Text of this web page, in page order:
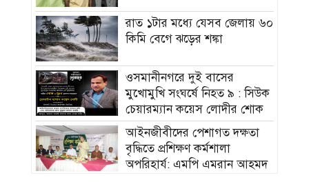
রাত ১টার মধ্যে যেসব জেলায় ৬০
কিমি বেগে ঝড়ের শঙ্কা
ওসমানীনগরে দুই বাসের
মুখোমুখি সংঘর্ষে নিহত ৯ : সিউক
চেয়ারম্যান কয়েস লোদীর শোক
‎আইনজীবীদের পেশাগত দক্ষতা
বৃদ্ধিতে প্রশিক্ষণ কর্মশালা
অপরিহার্য: এমপি এমরান আহমদ